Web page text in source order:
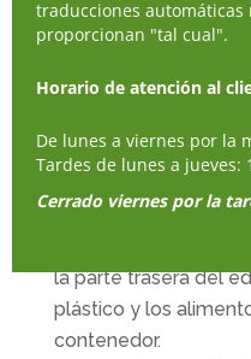
sala central? Sacar
centro, para
Revisar los panes
- Todo el pan/
la parte trasera del
plástico y los
contenedor.
traducciones automáticas
proporcionan "tal cual".
Horario de atención al
De lunes a viernes por la
Tardes de lunes a jueves:
Cerrado viernes por la